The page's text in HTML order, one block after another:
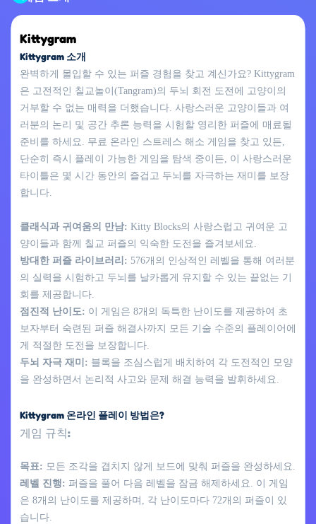
Kittygram
Kittygram 소개
완벽하게 몰입할 수 있는 퍼즐 경험을 찾고 계신가요? Kittygram
은 고전적인 칠교놀이(Tangram)의 두뇌 회전 도전에 고양이의
거부할 수 없는 매력을 더했습니다. 사랑스러운 고양이들과 여
러분의 논리 및 공간 추론 능력을 시험할 영리한 퍼즐에 매료될
준비를 하세요. 무료 온라인 스트레스 해소 게임을 찾고 있든,
단순히 즉시 플레이 가능한 게임을 탐색 중이든, 이 사랑스러운
타이틀은 몇 시간 동안의 즐겁고 두뇌를 자극하는 재미를 보장
합니다.
클래식과 귀여움의 만남: Kitty Blocks의 사랑스럽고 귀여운 고
양이들과 함께 칠교 퍼즐의 익숙한 도전을 즐겨보세요.
방대한 퍼즐 라이브러리: 576개의 인상적인 레벨을 통해 여러분
의 실력을 시험하고 두뇌를 날카롭게 유지할 수 있는 끝없는 기
회를 제공합니다.
점진적 난이도: 이 게임은 8개의 독특한 난이도를 제공하여 초
보자부터 숙련된 퍼즐 해결사까지 모든 기술 수준의 플레이어에
게 적절한 도전을 보장합니다.
두뇌 자극 재미: 블록을 조심스럽게 배치하여 각 도전적인 모양
을 완성하면서 논리적 사고와 문제 해결 능력을 발휘하세요.
Kittygram 온라인 플레이 방법은?
게임 규칙:
목표: 모든 조각을 겹치지 않게 보드에 맞춰 퍼즐을 완성하세요.
레벨 진행: 퍼즐을 풀어 다음 레벨을 잠금 해제하세요. 이 게임
은 8개의 난이도를 제공하며, 각 난이도마다 72개의 퍼즐이 있
습니다.